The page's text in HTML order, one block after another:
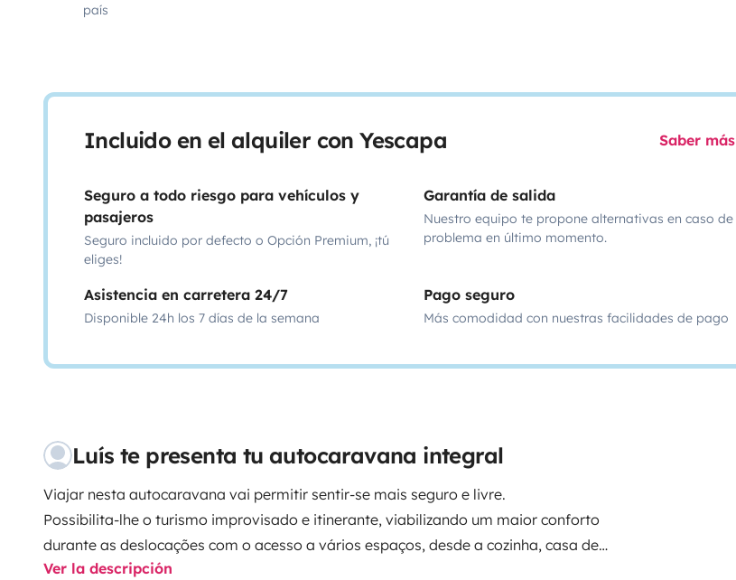
país
Incluido en el alquiler con Yescapa Saber más
Seguro a todo riesgo para vehículos y
pasajeros
Seguro incluido por defecto o Opción Premium, ¡tú
eliges!
Garantía de salida
Nuestro equipo te propone alternativas en caso de
problema en último momento.
Asistencia en carretera 24/7
Disponible 24h los 7 días de la semana
Pago seguro
Más comodidad con nuestras facilidades de pago
Luís te presenta tu autocaravana integral
Viajar nesta autocaravana vai permitir sentir-se mais seguro e livre.
Possibilita-lhe o turismo improvisado e itinerante, viabilizando um maior conforto
durante as deslocações com o acesso a vários espaços, desde a cozinha, casa de
banho, camas e espaço de lazer e se for o caso, permite-lhe levar consigo os animais
Ver la descripción